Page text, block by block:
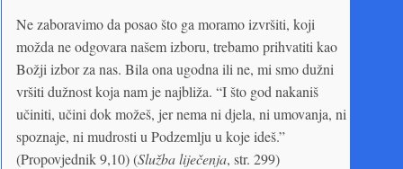
Ne zaboravimo da posao što ga moramo izvršiti, koji
možda ne odgovara našem izboru, trebamo prihvatiti kao
Božji izbor za nas. Bila ona ugodna ili ne, mi smo dužni
vršiti dužnost koja nam je najbliža. “I što god nakaniš
učiniti, učini dok možeš, jer nema ni djela, ni umovanja, ni
spoznaje, ni mudrosti u Podzemlju u koje ideš.”
(Propovjednik 9,10) (Služba liječenja, str. 299)